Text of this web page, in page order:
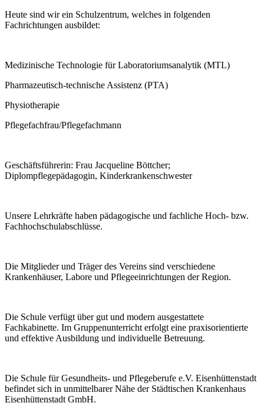
Heute sind wir ein Schulzentrum, welches in folgenden
Fachrichtungen ausbildet:
Medizinische Technologie für Laboratoriumsanalytik (MTL)
Pharmazeutisch-technische Assistenz (PTA)
Physiotherapie
Pflegefachfrau/Pflegefachmann
Geschäftsführerin: Frau Jacqueline Böttcher;
Diplompflegepädagogin, Kinderkrankenschwester
Unsere Lehrkräfte haben pädagogische und fachliche Hoch- bzw.
Fachhochschulabschlüsse.
Die Mitglieder und Träger des Vereins sind verschiedene
Krankenhäuser, Labore und Pflegeeinrichtungen der Region.
Die Schule verfügt über gut und modern ausgestattete
Fachkabinette. Im Gruppenunterricht erfolgt eine praxisorientierte
und effektive Ausbildung und individuelle Betreuung.
Die Schule für Gesundheits- und Pflegeberufe e.V. Eisenhüttenstadt
befindet sich in unmittelbarer Nähe der Städtischen Krankenhaus
Eisenhüttenstadt GmbH.